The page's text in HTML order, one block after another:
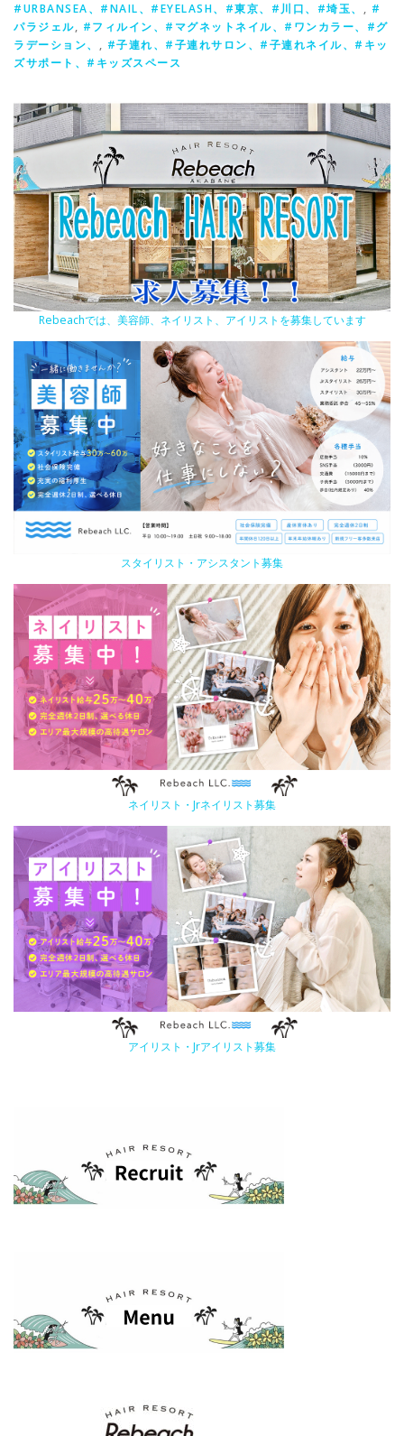
#URBANSEA、#NAIL、#EYELASH、#東京、#川口、#埼玉、 , #
パラジェル, #フィルイン、#マグネットネイル、#ワンカラー、#グ
ラデーション、 , #子連れ、#子連れサロン、#子連れネイル、#キッ
ズサポート、#キッズスペース
Rebeachでは、美容師、ネイリスト、アイリストを募集しています
スタイリスト・アシスタント募集
ネイリスト・Jrネイリスト募集
アイリスト・Jrアイリスト募集